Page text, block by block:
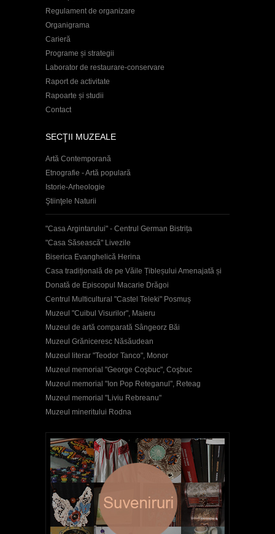
Regulament de organizare
Organigrama
Carieră
Programe și strategii
Laborator de restaurare-conservare
Raport de activitate
Rapoarte și studii
Contact
SECŢII MUZEALE
Artă Contemporană
Etnografie - Artă populară
Istorie-Arheologie
Ştiinţele Naturii
"Casa Argintarului" - Centrul German Bistrița
"Casa Săsească" Livezile
Biserica Evanghelică Herina
Casa tradițională de pe Văile Țibleșului Amenajată și
Donată de Episcopul Macarie Drăgoi
Centrul Multicultural "Castel Teleki" Posmuș
Muzeul "Cuibul Visurilor", Maieru
Muzeul de artă comparată Sângeorz Băi
Muzeul Grăniceresc Năsăudean
Muzeul literar "Teodor Tanco", Monor
Muzeul memorial "George Coşbuc", Coşbuc
Muzeul memorial "Ion Pop Reteganul", Reteag
Muzeul memorial "Liviu Rebreanu"
Muzeul mineritului Rodna